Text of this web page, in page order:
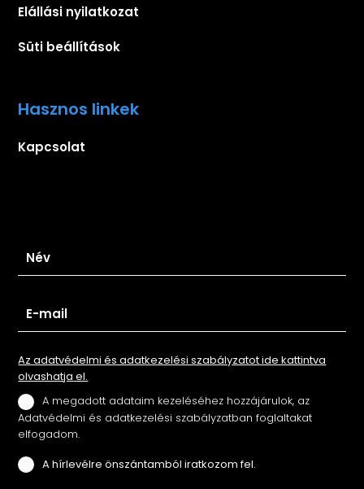
Elállási nyilatkozat
Süti beállítások
Hasznos linkek
Kapcsolat
Az adatvédelmi és adatkezelési szabályzatot ide kattintva
olvashatja el.
A megadott adataim kezeléséhez hozzájárulok, az
Adatvédelmi és adatkezelési szabályzatban foglaltakat
elfogadom.
A hírlevélre önszántamból iratkozom fel.